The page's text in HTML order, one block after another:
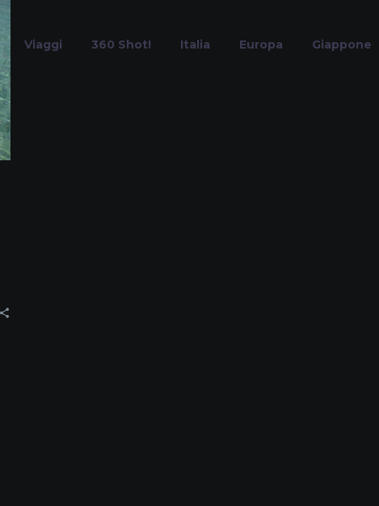
Viaggi 360 Shot! Italia Europa Giappone